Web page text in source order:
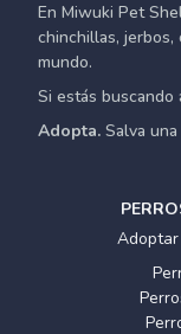
En Miwuki Pet
chinchillas,
mundo.
Si estás buscando
Adopta. Salva